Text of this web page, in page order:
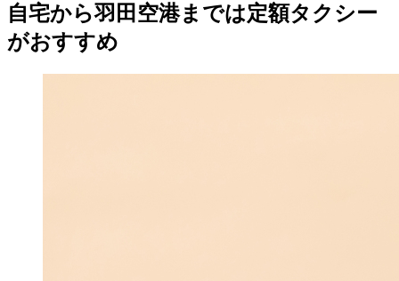
自宅から羽田空港までは定額タクシー
がおすすめ